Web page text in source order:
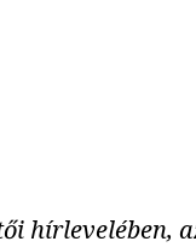
hírlevelében,